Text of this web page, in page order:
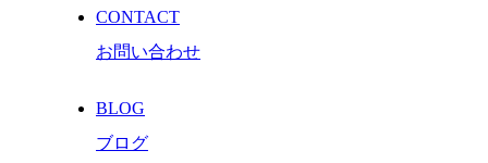
CONTACT
お問い合わせ
BLOG
ブログ